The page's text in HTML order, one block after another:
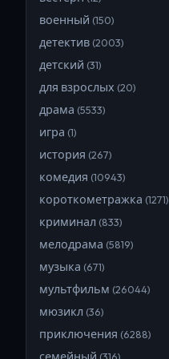
военный (150)
детектив (2003)
детский (31)
для взрослых (20)
драма (5533)
игра (1)
история (267)
комедия (10943)
короткометражка (1271)
криминал (833)
мелодрама (5819)
музыка (671)
мультфильм (26044)
мюзикл (36)
приключения (6288)